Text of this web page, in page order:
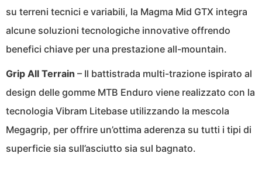
su terreni tecnici e variabili, la Magma Mid GTX integra
alcune soluzioni tecnologiche innovative offrendo
benefici chiave per una prestazione all-mountain.
Grip All Terrain – Il battistrada multi-trazione ispirato al
design delle gomme MTB Enduro viene realizzato con la
tecnologia Vibram Litebase utilizzando la mescola
Megagrip, per offrire un’ottima aderenza su tutti i tipi di
superficie sia sull’asciutto sia sul bagnato.